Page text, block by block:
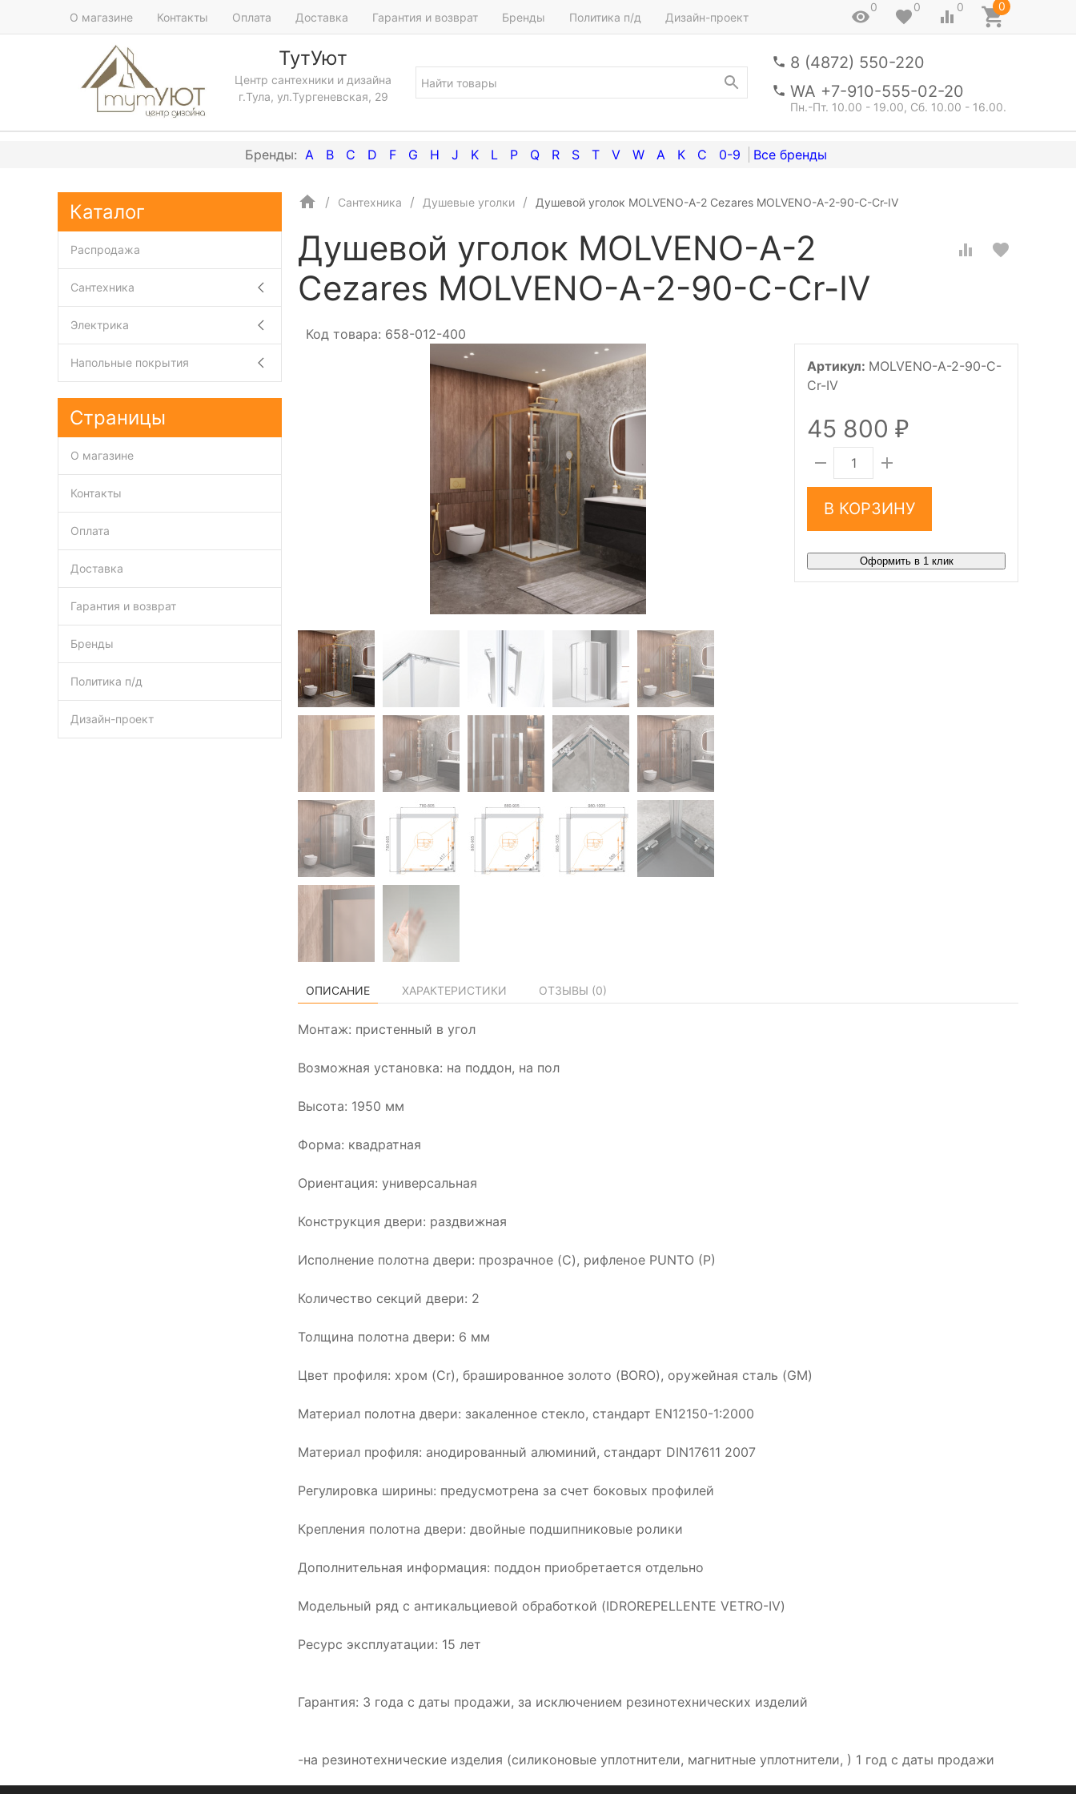
О магазине Контакты Оплата Доставка Гарантия и возврат Бренды Политика п/д Дизайн-проект
0 0 0 0
ТутУют
Центр сантехники и дизайна
г.Тула, ул.Тургеневская, 29
8 (4872) 550-220
WA +7-910-555-02-20
Пн.-Пт. 10.00 - 19.00, Сб. 10.00 - 16.00.
A B C D F G H J K L P Q R S T V W А К С 0-9
Сантехника Душевые уголки Душевой уголок MOLVENO-A-2 Cezares MOLVENO-A-2-90-C-Cr-IV
Душевой уголок MOLVENO-A-2
Cezares MOLVENO-A-2-90-C-Cr-IV
Код товара: 658-012-400
Артикул: MOLVENO-A-2-90-C-
Cr-IV
45 800 ₽
В КОРЗИНУ
Оформить в 1 клик
ОПИСАНИЕ ХАРАКТЕРИСТИКИ ОТЗЫВЫ (0)
Монтаж: пристенный в угол
Возможная установка: на поддон, на пол
Высота: 1950 мм
Форма: квадратная
Ориентация: универсальная
Конструкция двери: раздвижная
Исполнение полотна двери: прозрачное (C), рифленое PUNTO (P)
Количество секций двери: 2
Толщина полотна двери: 6 мм
Цвет профиля: хром (Cr), брашированное золото (BORO), оружейная сталь (GM)
Материал полотна двери: закаленное стекло, стандарт EN12150-1:2000
Материал профиля: анодированный алюминий, стандарт DIN17611 2007
Регулировка ширины: предусмотрена за счет боковых профилей
Крепления полотна двери: двойные подшипниковые ролики
Дополнительная информация: поддон приобретается отдельно
Модельный ряд с антикальциевой обработкой (IDROREPELLENTE VETRO-IV)
Ресурс эксплуатации: 15 лет
Гарантия: 3 года с даты продажи, за исключением резинотехнических изделий
-на резинотехнические изделия (силиконовые уплотнители, магнитные уплотнители, ) 1 год с даты продажи
Каталог
Распродажа
Сантехника
Электрика
Напольные покрытия
Страницы
О магазине
Контакты
Оплата
Доставка
Гарантия и возврат
Бренды
Политика п/д
Дизайн-проект